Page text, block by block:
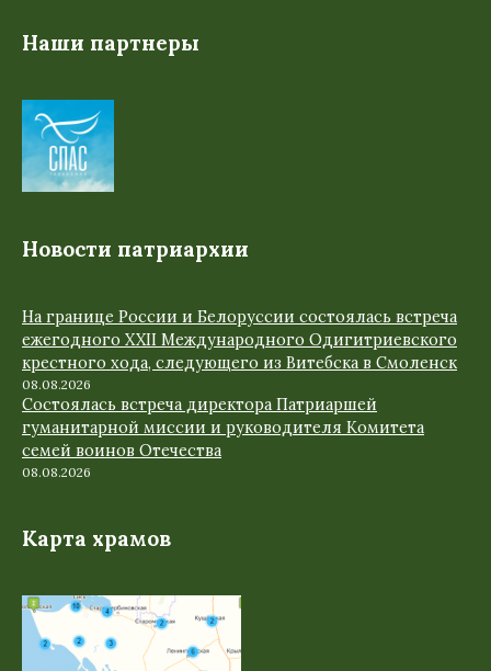
Наши партнеры
Новости патриархии
На границе России и Белоруссии состоялась встреча
ежегодного XXII Международного Одигитриевского
крестного хода, следующего из Витебска в Смоленск
08.08.2026
Состоялась встреча директора Патриаршей
гуманитарной миссии и руководителя Комитета
семей воинов Отечества
08.08.2026
Карта храмов